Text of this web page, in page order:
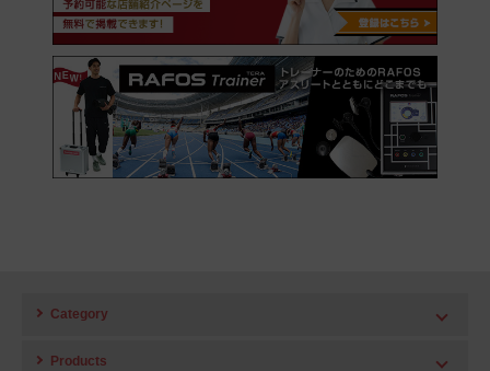
Category
HIGH LINE
Products